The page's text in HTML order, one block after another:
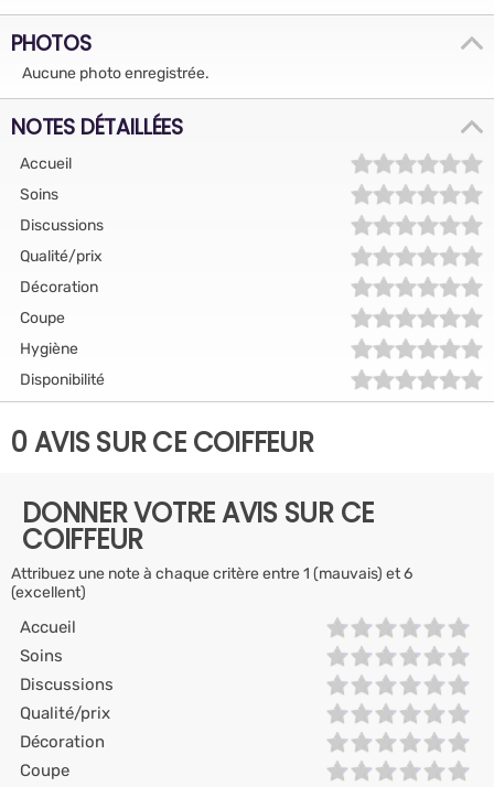
PHOTOS
Aucune photo enregistrée.
NOTES DÉTAILLÉES
Accueil
Soins
Discussions
Qualité/prix
Décoration
Coupe
Hygiène
Disponibilité
0 AVIS SUR CE COIFFEUR
DONNER VOTRE AVIS SUR CE
COIFFEUR
Attribuez une note à chaque critère entre 1 (mauvais) et 6
(excellent)
Accueil
Soins
Discussions
Qualité/prix
Décoration
Coupe